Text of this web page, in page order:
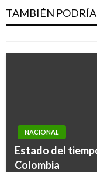
TAMBIÉN PODRÍA
municipios del
Ariel Cabrera jueves
NACIONAL
Estado del
Colombia